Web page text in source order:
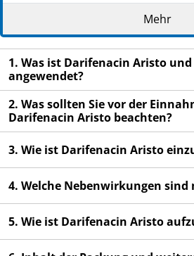
Wenn Sie weitere Fragen
an Ihren Arzt oder Apotheker.
Dieses Arzneimittel wurde
verschrieben. Geben Sie es
Es kann anderen Menschen
diese die gleichen
Wenn Sie Nebenwirkungen
sich an Ihren Arzt oder
für Nebenwirkungen, die
Packungsbeilage angegeben
Mehr
1. Was ist Darifenacin Aristo
angewendet?
2. Was sollten Sie vor der
Darifenacin Aristo beachten?
3. Wie ist Darifenacin Aristo
4. Welche Nebenwirkungen sind
5. Wie ist Darifenacin Aristo